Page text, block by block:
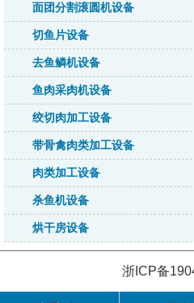
面团分割滚圆机设备
切鱼片设备
去鱼鳞机设备
鱼肉采肉机设备
绞切肉加工设备
带骨禽肉类加工设备
肉类加工设备
杀鱼机设备
烘干房设备
浙ICP备